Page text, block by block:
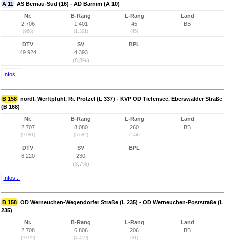
A 11 AS Bernau-Süd (16) - AD Barnim (A 10)
Nr.
2.706
(968)
B-Rang
1.401
(1.301)
L-Rang
45
(45)
Land
BB
DTV
49.924
SV
4.393
(8,8%)
BPL
Infos...
B 158 nördl. Werftpfuhl, Ri. Prötzel (L 337) - KVP OD Tiefensee, Eberswalder Straße
(B 168)
Nr.
2.707
(9.081)
B-Rang
8.080
(5.682)
L-Rang
260
(144)
Land
BB
DTV
6.220
SV
230
(3,7%)
BPL
Infos...
B 158 OD Werneuchen-Wegendorfer Straße (L 235) - OD Werneuchen-Poststraße (L
235)
Nr.
2.708
(9.079)
B-Rang
6.806
(4.419)
L-Rang
206
(91)
Land
BB